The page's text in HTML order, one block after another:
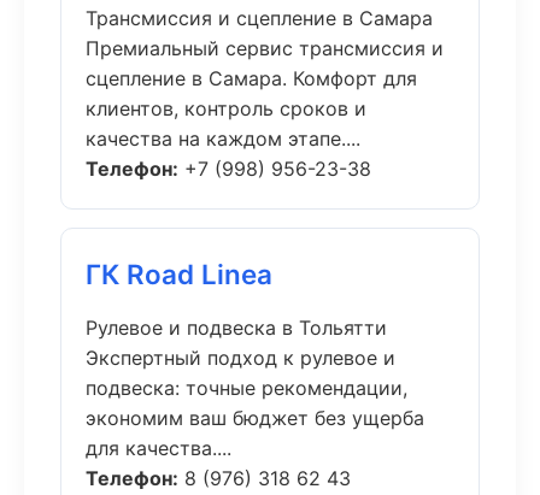
Трансмиссия и сцепление в Самара
Премиальный сервис трансмиссия и
сцепление в Самара. Комфорт для
клиентов, контроль сроков и
качества на каждом этапе....
Телефон: +7 (998) 956-23-38
ГК Road Linea
Рулевое и подвеска в Тольятти
Экспертный подход к рулевое и
подвеска: точные рекомендации,
экономим ваш бюджет без ущерба
для качества....
Телефон: 8 (976) 318 62 43